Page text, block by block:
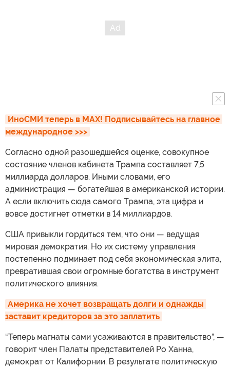
ИноСМИ теперь в MAX! Подписывайтесь на главное
международное >>>
Согласно одной разошедшейся оценке, совокупное
состояние членов кабинета Трампа составляет 7,5
миллиарда долларов. Иными словами, его
администрация — богатейшая в американской истории.
А если включить сюда самого Трампа, эта цифра и
вовсе достигнет отметки в 14 миллиардов.
США привыкли гордиться тем, что они — ведущая
мировая демократия. Но их систему управления
постепенно подминает под себя экономическая элита,
превратившая свои огромные богатства в инструмент
политического влияния.
Америка не хочет возвращать долги и однажды
заставит кредиторов за это заплатить
“Теперь магнаты сами усаживаются в правительство”, —
говорит член Палаты представителей Ро Ханна,
демократ от Калифорнии. В результате политическую